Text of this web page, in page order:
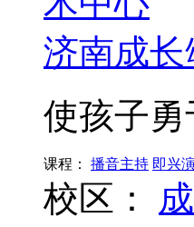
济南成
使孩子
课程： 播音主持 即兴
校区：